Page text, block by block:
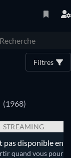
Filtres
(1968)
STREAMING
pas disponible en
quand vous